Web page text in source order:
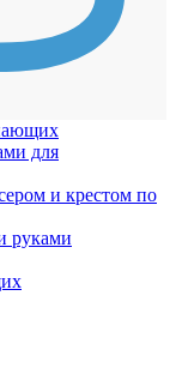
для
и крестом по
руками